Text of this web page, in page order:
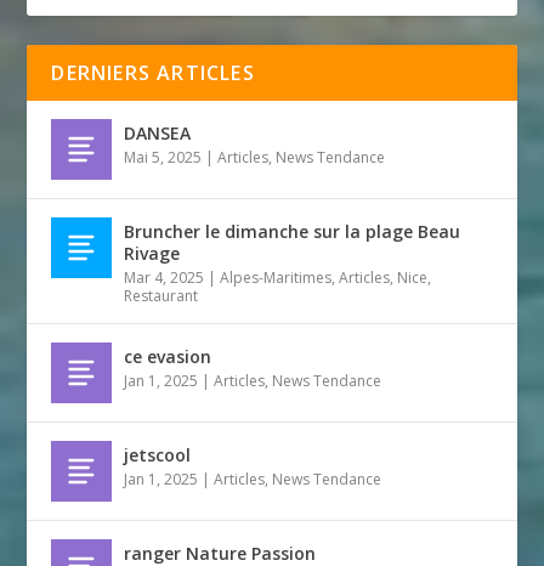
DERNIERS ARTICLES
DANSEA
Mai 5, 2025 |Articles, News Tendance
Bruncher le dimanche sur la plage Beau
Rivage
Mar 4, 2025 |Alpes-Maritimes,Articles, Nice,
Restaurant
ce evasion
Jan 1, 2025 |Articles, News Tendance
jetscool
Jan 1, 2025 |Articles, News Tendance
ranger Nature Passion